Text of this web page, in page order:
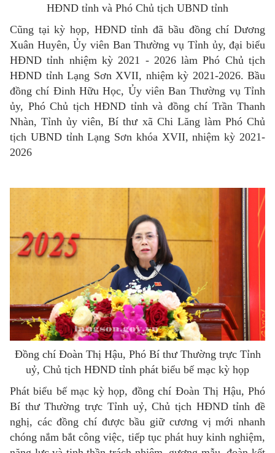
HĐND tỉnh và Phó Chủ tịch UBND tỉnh
Cũng tại kỳ họp, HĐND tỉnh đã bầu đồng chí Dương
Xuân Huyên, Ủy viên Ban Thường vụ Tỉnh ủy, đại biểu
HĐND tỉnh nhiệm kỳ 2021 - 2026 làm Phó Chủ tịch
HĐND tỉnh Lạng Sơn XVII, nhiệm kỳ 2021-2026. Bầu
đồng chí Đinh Hữu Học, Ủy viên Ban Thường vụ Tỉnh
ủy, Phó Chủ tịch HĐND tỉnh và đồng chí Trần Thanh
Nhàn, Tỉnh ủy viên, Bí thư xã Chi Lăng làm Phó Chủ
tịch UBND tỉnh Lạng Sơn khóa XVII, nhiệm kỳ 2021-
2026
Đồng chí Đoàn Thị Hậu, Phó Bí thư Thường trực Tỉnh
uỷ, Chủ tịch HĐND tỉnh phát biểu bế mạc kỳ họp
Phát biểu bế mạc kỳ họp, đồng chí Đoàn Thị Hậu, Phó
Bí thư Thường trực Tỉnh uỷ, Chủ tịch HĐND tỉnh đề
nghị, các đồng chí được bầu giữ cương vị mới nhanh
chóng nắm bắt công việc, tiếp tục phát huy kinh nghiệm,